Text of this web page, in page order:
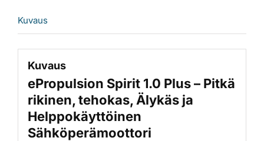
Kuvaus
Kuvaus
ePropulsion Spirit 1.0 Plus – Pitkä
rikinen, tehokas, Älykäs ja
Helppokäyttöinen
Sähköperämoottori